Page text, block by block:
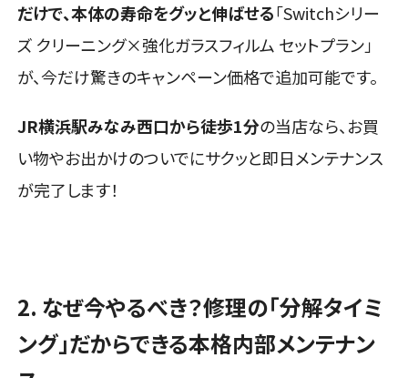
だけで、本体の寿命をグッと伸ばせる「Switchシリー
ズ クリーニング×強化ガラスフィルム セットプラン」
が、今だけ驚きのキャンペーン価格で追加可能です。
JR横浜駅みなみ西口から徒歩1分の当店なら、お買
い物やお出かけのついでにサクッと即日メンテナンス
が完了します！
2. なぜ今やるべき？修理の「分解タイミ
ング」だからできる本格内部メンテナン